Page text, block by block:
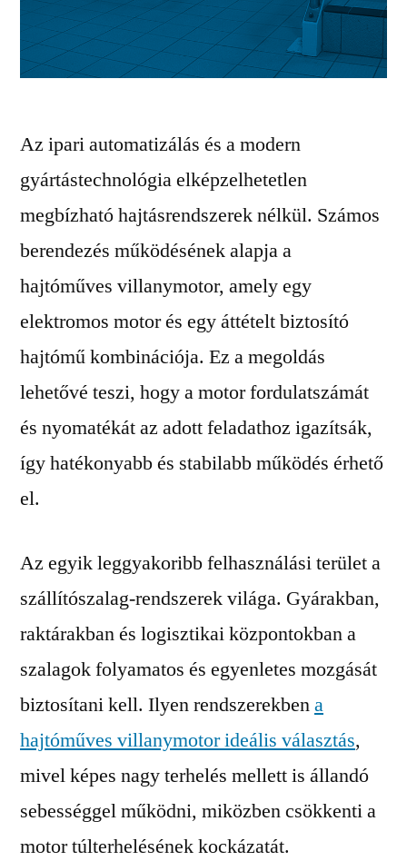
Az ipari automatizálás és a modern
gyártástechnológia elképzelhetetlen
megbízható hajtásrendszerek nélkül. Számos
berendezés működésének alapja a
hajtóműves villanymotor, amely egy
elektromos motor és egy áttételt biztosító
hajtómű kombinációja. Ez a megoldás
lehetővé teszi, hogy a motor fordulatszámát
és nyomatékát az adott feladathoz igazítsák,
így hatékonyabb és stabilabb működés érhető
el.
Az egyik leggyakoribb felhasználási terület a
szállítószalag-rendszerek világa. Gyárakban,
raktárakban és logisztikai központokban a
szalagok folyamatos és egyenletes mozgását
biztosítani kell. Ilyen rendszerekbena
hajtóműves villanymotor ideális választás,
mivel képes nagy terhelés mellett is állandó
sebességgel működni, miközben csökkenti a
motor túlterhelésének kockázatát.